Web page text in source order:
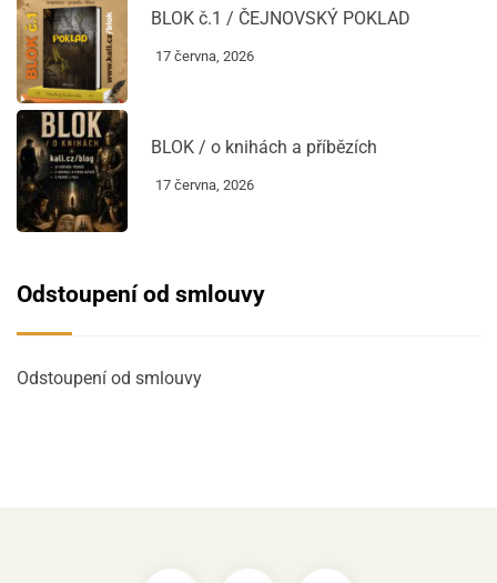
BLOK č.1 / ČEJNOVSKÝ POKLAD
17 června, 2026
BLOK / o knihách a příbězích
17 června, 2026
Odstoupení od smlouvy
Odstoupení od smlouvy